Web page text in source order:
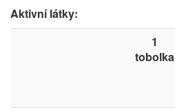
Aktivní látky:
1
tobolka